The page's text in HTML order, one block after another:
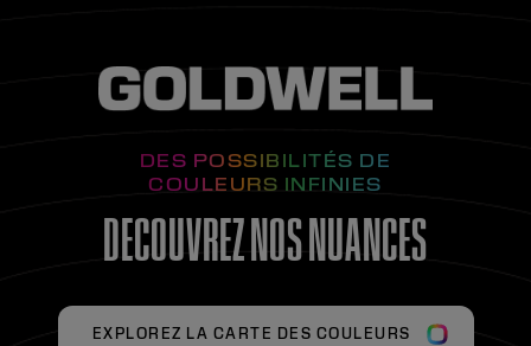
DES POSSIBILITÉS DE
COULEURS INFINIES
DECOUVREZ NOS NUANCES
EXPLOREZ LA CARTE DES COULEURS